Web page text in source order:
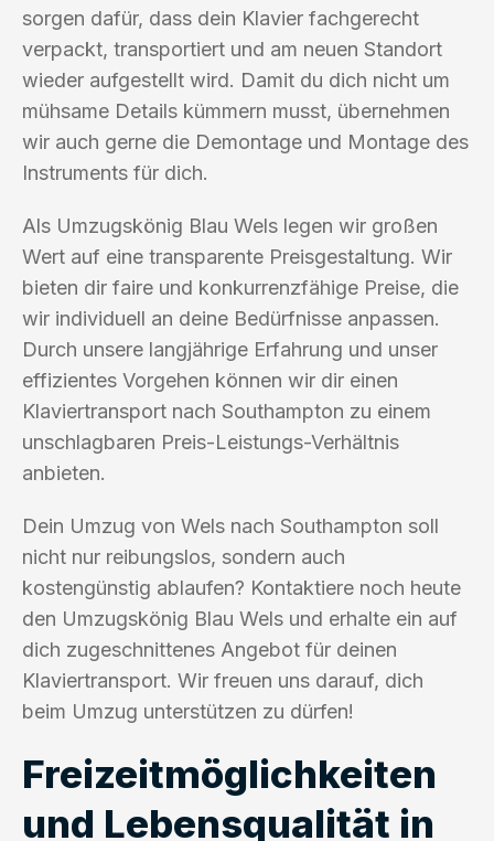
sorgen dafür, dass dein Klavier fachgerecht
verpackt, transportiert und am neuen Standort
wieder aufgestellt wird. Damit du dich nicht um
mühsame Details kümmern musst, übernehmen
wir auch gerne die Demontage und Montage des
Instruments für dich.
Als Umzugskönig Blau Wels legen wir großen
Wert auf eine transparente Preisgestaltung. Wir
bieten dir faire und konkurrenzfähige Preise, die
wir individuell an deine Bedürfnisse anpassen.
Durch unsere langjährige Erfahrung und unser
effizientes Vorgehen können wir dir einen
Klaviertransport nach Southampton zu einem
unschlagbaren Preis-Leistungs-Verhältnis
anbieten.
Dein Umzug von Wels nach Southampton soll
nicht nur reibungslos, sondern auch
kostengünstig ablaufen? Kontaktiere noch heute
den Umzugskönig Blau Wels und erhalte ein auf
dich zugeschnittenes Angebot für deinen
Klaviertransport. Wir freuen uns darauf, dich
beim Umzug unterstützen zu dürfen!
Freizeitmöglichkeiten
und Lebensqualität in